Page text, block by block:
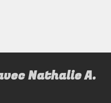
Nathalie A.